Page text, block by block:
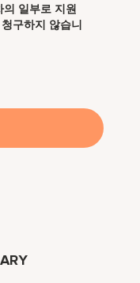
의 일부로 지원
구하지 않습니